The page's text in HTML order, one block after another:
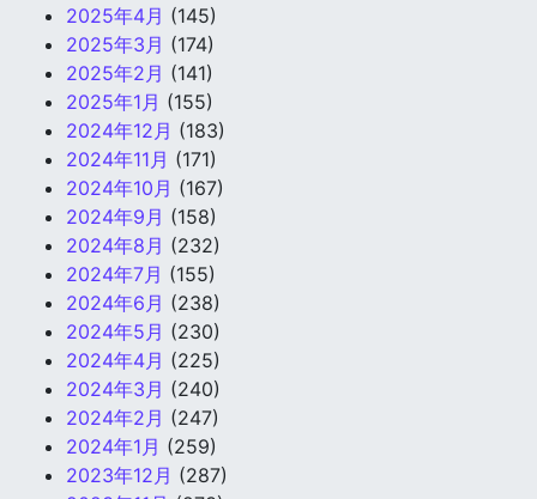
2025年4月 (145)
2025年3月 (174)
2025年2月 (141)
2025年1月 (155)
2024年12月 (183)
2024年11月 (171)
2024年10月 (167)
2024年9月 (158)
2024年8月 (232)
2024年7月 (155)
2024年6月 (238)
2024年5月 (230)
2024年4月 (225)
2024年3月 (240)
2024年2月 (247)
2024年1月 (259)
2023年12月 (287)